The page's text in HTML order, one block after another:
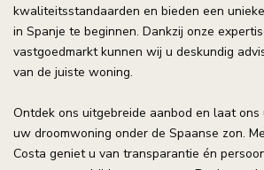
kwaliteitsstandaarden en bieden een
in Spanje te beginnen. Dankzij onze
vastgoedmarkt kunnen wij u deskundig
van de juiste woning.
Ontdek ons uitgebreide aanbod en laat
uw droomwoning onder de Spaanse zon.
Costa geniet u van transparantie én